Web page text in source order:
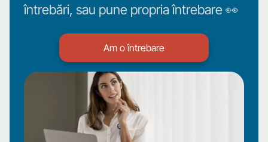
întrebări, sau pune propria întrebare 👀
Am o întrebare
Am o întrebare